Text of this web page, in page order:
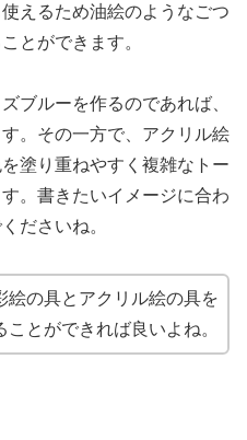
えるため油絵のようなごつ
とができます。
ブルーを作るのであれば、
。その一方で、アクリル絵
塗り重ねやすく複雑なトー
。書きたいイメージに合わ
ださいね。
絵の具とアクリル絵の具を
ことができれば良いよね。